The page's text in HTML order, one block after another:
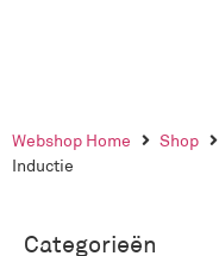
Webshop Home Shop
Inductie
Categorieën